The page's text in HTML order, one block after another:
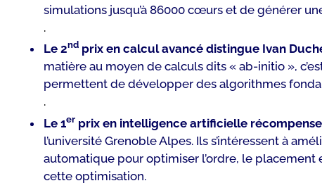
simulations jusqu’à 86000 cœurs et de générer
.
Le 2nd prix en calcul avancé distingue Ivan
matière au moyen de calculs dits « ab-initio »,
permettent de développer des algorithmes
.
Le 1er prix en intelligence artificielle
l’université Grenoble Alpes. Ils s’intéressent à
automatique pour optimiser l’ordre, le
cette optimisation.